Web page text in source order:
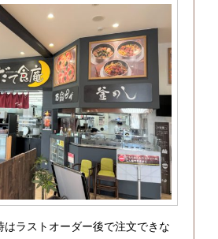
はラストオーダー後で注文できな